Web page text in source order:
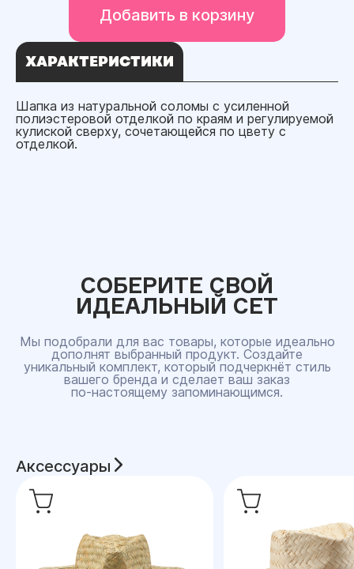
Добавить в корзину
ХАРАКТЕРИСТИКИ
Шапка из натуральной соломы с усиленной
полиэстеровой отделкой по краям и регулируемой
кулиской сверху, сочетающейся по цвету с
отделкой.
СОБЕРИТЕ СВОЙ
ИДЕАЛЬНЫЙ СЕТ
Мы подобрали для вас товары, которые идеально
дополнят выбранный продукт. Создайте
уникальный комплект, который подчеркнёт стиль
вашего бренда и сделает ваш заказ
по‑настоящему запоминающимся.
Аксессуары